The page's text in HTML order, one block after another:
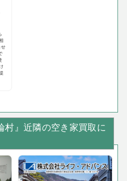
村』近隣の空き家買取に